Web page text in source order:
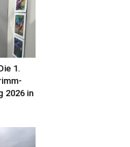
1.
2026 in